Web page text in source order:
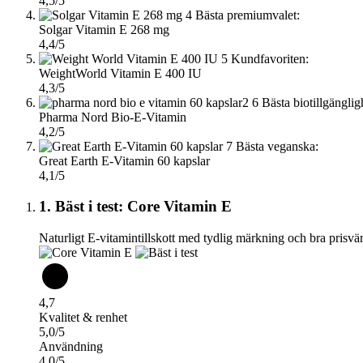
4 Bästa premiumvalet:
Solgar Vitamin E 268 mg
4,4/5
5 Kundfavoriten:
WeightWorld Vitamin E 400 IU
4,3/5
6 Bästa
Pharma Nord Bio-E-Vitamin
4,2/5
7 Bästa veganska:
Great Earth E-Vitamin 60 kapslar
4,1/5
1. Bäst i test: Core Vitamin E
Naturligt E-vitamintillskott med tydlig märkning och bra
4,7
Kvalitet & renhet
5,0/5
Användning